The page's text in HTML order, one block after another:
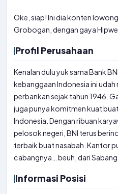
Oke, siap! Ini dia konten
Grobogan, dengan gaya
Profil Perusahaan
Kenalan dulu yuk sama Bank
kebanggaan Indonesia ini
perbankan sejak tahun 1946.
juga punya komitmen kuat
Indonesia. Dengan ribuan
pelosok negeri, BNI terus
terbaik buat nasabah. Kantor
cabangnya… beuh, dari
Informasi Posisi